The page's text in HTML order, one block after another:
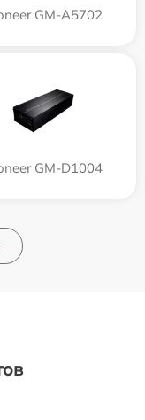
GM-A5702
GM-D1004